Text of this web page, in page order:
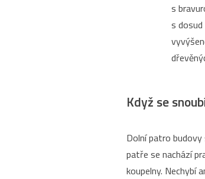
s
s
Když se
Dolní patro
patře se nachází
koupelny. Nechybí